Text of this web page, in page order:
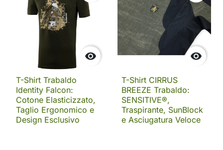

T-Shirt Trabaldo
Identity Falcon:
Cotone Elasticizzato,
Taglio Ergonomico e
Design Esclusivo

T-Shirt CIRRUS
BREEZE Trabaldo:
SENSITIVE®,
Traspirante, SunBlock
e Asciugatura Veloce